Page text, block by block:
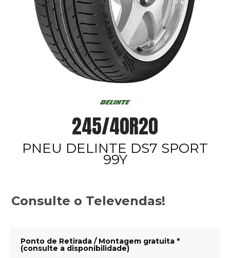
245/40R20
PNEU DELINTE DS7 SPORT
99Y
Consulte o Televendas!
Ponto de Retirada / Montagem gratuita *
(consulte a disponibilidade)